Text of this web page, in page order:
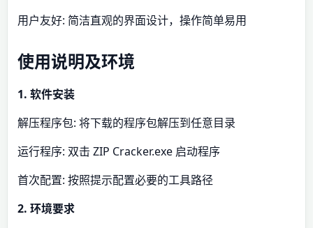
用户友好: 简洁直观的界面设计，操作简单易用
使用说明及环境
1. 软件安装
解压程序包: 将下载的程序包解压到任意目录
运行程序: 双击 ZIP Cracker.exe 启动程序
首次配置: 按照提示配置必要的工具路径
2. 环境要求